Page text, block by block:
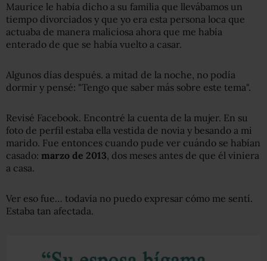
Maurice le había dicho a su familia que llevábamos un
tiempo divorciados y que yo era esta persona loca que
actuaba de manera maliciosa ahora que me había
enterado de que se había vuelto a casar.
Algunos días después. a mitad de la noche, no podía
dormir y pensé: "Tengo que saber más sobre este tema".
Revisé Facebook. Encontré la cuenta de la mujer. En su
foto de perfil estaba ella vestida de novia y besando a mi
marido. Fue entonces cuando pude ver cuándo se habían
casado: marzo de 2013, dos meses antes de que él viniera
a casa.
Ver eso fue… todavía no puedo expresar cómo me sentí.
Estaba tan afectada.